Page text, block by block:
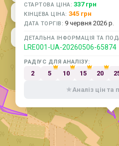
СТАРТОВА ЦІНА: 337 грн
КІНЦЕВА ЦІНА: 345 грн
ДАТА ТОРГІВ: 9 червня 2026 р.
ДЕТАЛЬНА ІНФОРМАЦІЯ ТА
LRE001-UA-20260506-65874
РАДІУС ДЛЯ АНАЛІЗУ:
2 5 10 15 20
Аналіз цін та